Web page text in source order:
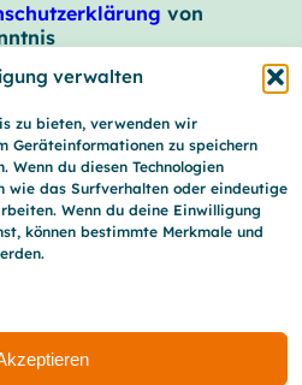
verwalten
zu bieten, verwenden wir
Geräteinformationen zu speichern
du diesen Technologien
wie das Surfverhalten oder eindeutige
Wenn du deine Einwilligung
können bestimmte Merkmale und
von